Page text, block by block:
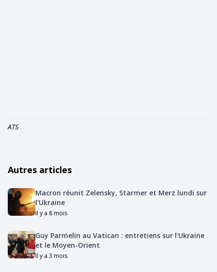
ATS
Autres articles
Macron réunit Zelensky, Starmer et Merz lundi sur
l'Ukraine
il y a 8 mois
Guy Parmelin au Vatican : entretiens sur l'Ukraine
et le Moyen-Orient
il y a 3 mois